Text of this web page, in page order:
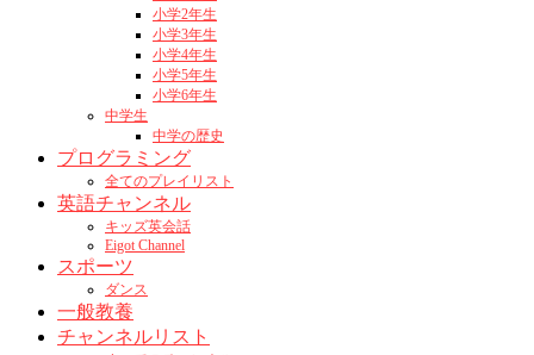
小学2年生
小学3年生
小学4年生
小学5年生
小学6年生
中学生
中学の歴史
プログラミング
全てのプレイリスト
英語チャンネル
キッズ英会話
Eigot Channel
スポーツ
ダンス
一般教養
チャンネルリスト